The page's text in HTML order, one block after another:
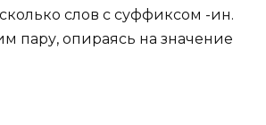
слов с суффиксом -ин.
пару, опираясь на значение